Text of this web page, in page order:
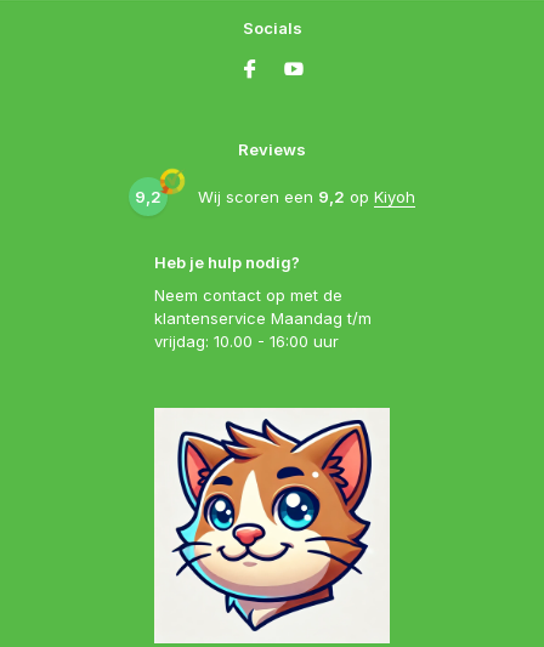
Heb je hulp nodig?
Neem contact op met de
klantenservice Maandag t/m
vrijdag: 10.00 - 16:00 uur
Reviews
9,2 Wij scoren een 9,2 op Kiyoh
Socials